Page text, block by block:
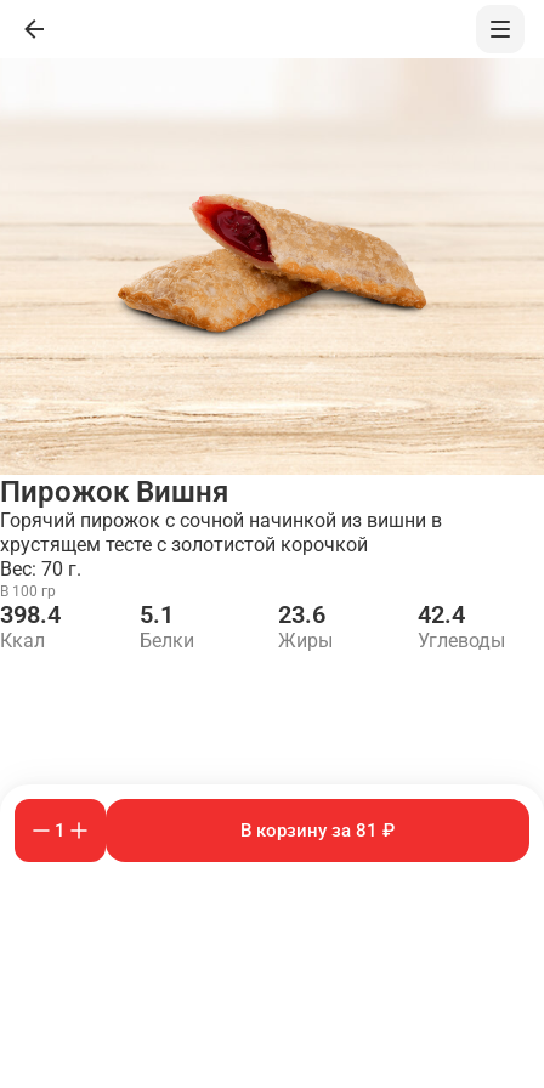
Пирожок Вишня
Горячий пирожок с сочной начинкой из вишни в
хрустящем тесте с золотистой корочкой
Вес: 70 г.
В 100 гр
398.4
Ккал
5.1
Белки
23.6
Жиры
42.4
Углеводы
1 В корзину за 81 ₽